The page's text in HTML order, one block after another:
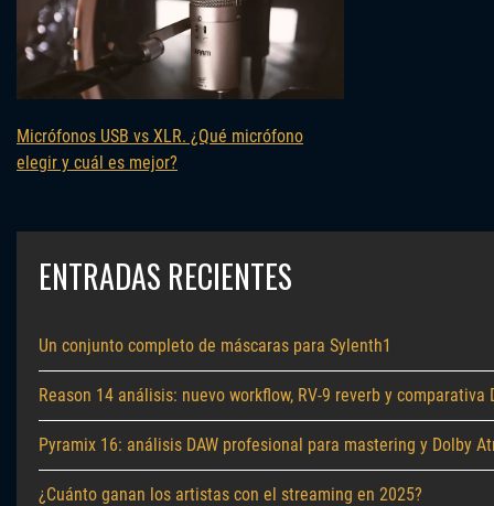
Micrófonos USB vs XLR. ¿Qué micrófono
elegir y cuál es mejor?
ENTRADAS RECIENTES
Un conjunto completo de máscaras para Sylenth1
Reason 14 análisis: nuevo workflow, RV-9 reverb y comparativa
Pyramix 16: análisis DAW profesional para mastering y Dolby
¿Cuánto ganan los artistas con el streaming en 2025?